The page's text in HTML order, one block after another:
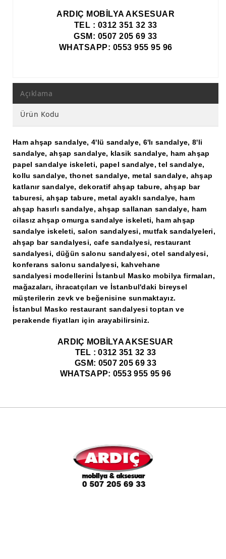
ARDIÇ MOBİLYA AKSESUAR
TEL : 0312 351 32 33
GSM: 0507 205 69 33
WHATSAPP: 0553 955 95 96
Açıklama
Ürün Kodu
Ham ahşap sandalye, 4'lü sandalye, 6'lı sandalye, 8'li
sandalye, ahşap sandalye, klasik sandalye, ham ahşap
papel sandalye iskeleti, papel sandalye, tel sandalye,
kollu sandalye, thonet sandalye, metal sandalye, ahşap
katlanır sandalye, dekoratif ahşap tabure, ahşap bar
taburesi, ahşap tabure, metal ayaklı sandalye, ham
ahşap hasırlı sandalye, ahşap sallanan sandalye, ham
cilasız ahşap omurga sandalye iskeleti, ham ahşap
sandalye iskeleti, salon sandalyesi, mutfak sandalyeleri,
ahşap bar sandalyesi, cafe sandalyesi, restaurant
sandalyesi, düğün salonu sandalyesi, otel sandalyesi,
konferans salonu sandalyesi, kahvehane
sandalyesi modellerini İstanbul Masko mobilya firmaları,
mağazaları, ihracatçıları ve İstanbul'daki bireysel
müşterilerin zevk ve beğenisine sunmaktayız.
İstanbul Masko restaurant sandalyesitoptan ve
perakende fiyatları için arayabilirsiniz.
ARDIÇ MOBİLYA AKSESUAR
TEL : 0312 351 32 33
GSM: 0507 205 69 33
WHATSAPP: 0553 955 95 96